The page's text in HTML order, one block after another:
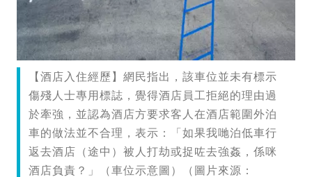
【酒店入住經歷】網民指出，該車位並未有標示
傷殘人士專用標誌，覺得酒店員工拒絕的理由過
於牽強，並認為酒店方要求客人在酒店範圍外泊
車的做法並不合理，表示：「如果我哋泊低車行
返去酒店（途中）被人打劫或捉咗去強姦，係咪
酒店負責？」（車位示意圖）（圖片來源：